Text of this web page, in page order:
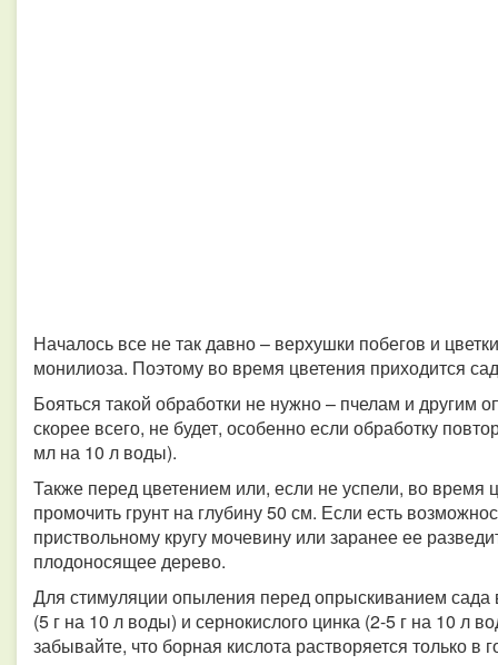
Началось все не так давно – верхушки побегов и
монилиоза. Поэтому во время цветения приходится
Бояться такой обработки не нужно – пчелам и другим
скорее всего, не будет, особенно если обработку
мл на 10 л воды).
Также перед цветением или, если не успели, во время
промочить грунт на глубину 50 см. Если есть
приствольному кругу мочевину или заранее ее
плодоносящее дерево.
Для стимуляции опыления перед опрыскиванием сада
(5 г на 10 л воды) и сернокислого цинка (2-5 г на 10 л
забывайте, что борная кислота растворяется только в